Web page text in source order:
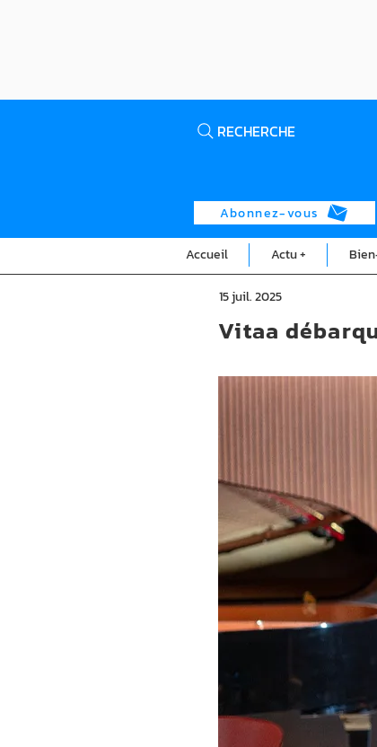
RECHERCHE
Abonnez-vous
Accueil Actu +
15 juil. 2025
Vitaa